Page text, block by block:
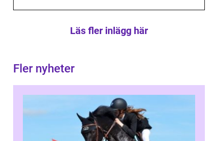
Läs fler inlägg här
Fler nyheter